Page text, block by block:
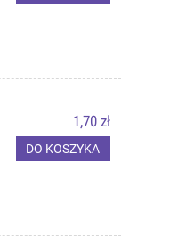
1,70 zł
DO KOSZYKA